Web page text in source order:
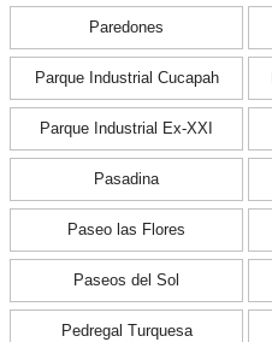
Paredones
Parque Industrial Cucapah
Parque Industrial Ex-XXI
Pasadina
Paseo las Flores
Paseos del Sol
Pedregal Turquesa